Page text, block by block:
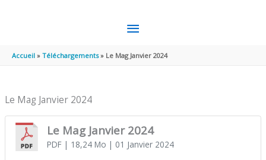
MENU
PRINCIPAL
Accueil Téléchargements Le Mag Janvier 2024
Le Mag Janvier 2024
Le Mag Janvier 2024
PDF| 18,24 Mo | 01 Janvier 2024